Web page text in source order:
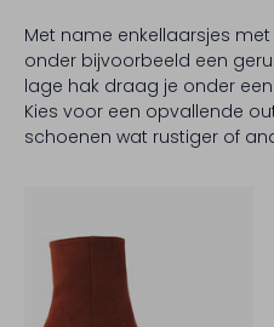
Met name enkellaarsjes
onder bijvoorbeeld een
lage hak draag je onder
Kies voor een opvallende
schoenen wat rustiger of